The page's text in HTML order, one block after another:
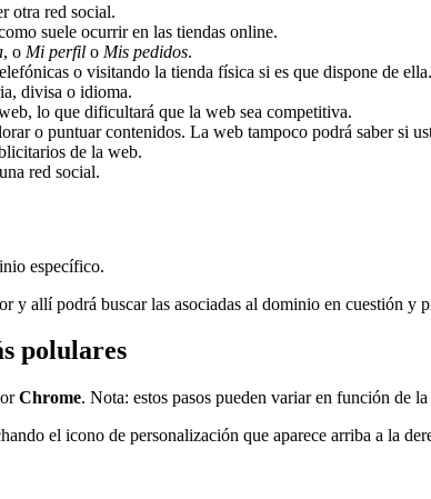
otra red social.
suele ocurrir en las tiendas online.
, o Mi perfil o Mis pedidos.
o visitando la tienda física si es que dispone de ella.
divisa o idioma.
lo que dificultará que la web sea competitiva.
o puntuar contenidos. La web tampoco podrá saber si
de la web.
red social.
específico.
y allí podrá buscar las asociadas al dominio en cuestión y
polulares
Chrome. Nota: estos pasos pueden variar en función de
el icono de personalización que aparece arriba a la